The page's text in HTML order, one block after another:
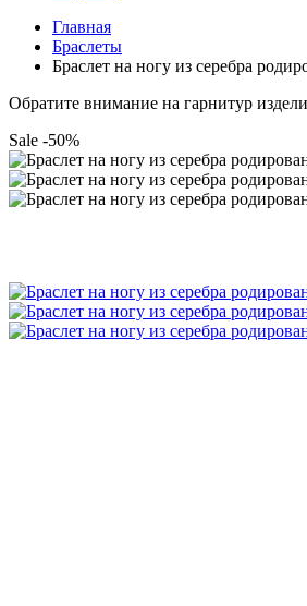
Главная
Браслеты
Браслет на ногу из серебра
Обратите внимание на гарнитур
Sale -50%